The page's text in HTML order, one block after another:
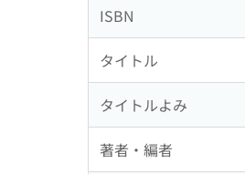
ISBN
タイトル
タイトルよみ
著者・編者